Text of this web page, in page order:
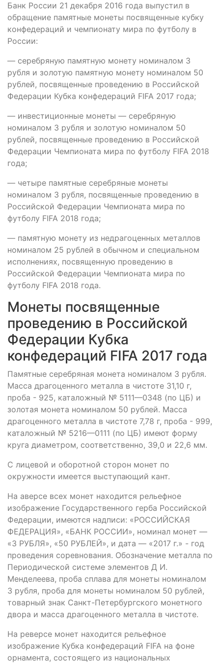
Банк России 21 декабря 2016 года выпустил в
обращение памятные монеты посвященные кубку
конфедераций и чемпионату мира по футболу в
России:
— серебряную памятную монету номиналом 3
рубля и золотую памятную монету номиналом 50
рублей, посвященные проведению в Российской
Федерации Кубка конфедераций FIFA 2017 года;
— инвестиционные монеты — серебряную
номиналом 3 рубля и золотую номиналом 50
рублей, посвященные проведению в Российской
Федерации Чемпионата мира по футболу FIFA 2018
года;
— четыре памятные серебряные монеты
номиналом 3 рубля, посвященные проведению в
Российской Федерации Чемпионата мира по
футболу FIFA 2018 года;
— памятную монету из недрагоценных металлов
номиналом 25 рублей в обычном и специальном
исполнениях, посвященную проведению в
Российской Федерации Чемпионата мира по
футболу FIFA 2018 года.
Монеты посвященные
проведению в Российской
Федерации Кубка
конфедераций FIFA 2017 года
Памятные серебряная монета номиналом 3 рубля.
Масса драгоценного металла в чистоте 31,10 г,
проба - 925, каталожный № 5111—0348 (по ЦБ) и
золотая монета номиналом 50 рублей. Масса
драгоценного металла в чистоте 7,78 г, проба - 999,
каталожный № 5216—0111 (по ЦБ) имеют форму
круга диаметром, соответственно, 39,0 и 22,6 мм.
С лицевой и оборотной сторон монет по
окружности имеется выступающий кант.
На аверсе всех монет находится рельефное
изображение Государственного герба Российской
Федерации, имеются надписи: «РОССИЙСКАЯ
ФЕДЕРАЦИЯ», «БАНК РОССИИ», номинал монет —
«3 РУБЛЯ», «50 РУБЛЕЙ», и дата — «2017 г.» - год
проведения соревнования. Обозначение металла по
Периодической системе элементов Д И.
Менделеева, проба сплава для монеты номиналом
3 рубля, проба для монеты номиналом 50 рублей,
товарный знак Санкт-Петербургского монетного
двора и масса драгоценного металла в чистоте.
На реверсе монет находится рельефное
изображение Кубка конфедераций FIFA на фоне
орнамента, состоящего из национальных